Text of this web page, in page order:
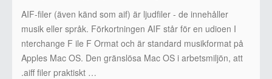
AIF-filer (även känd som aif) är ljudfiler - de innehåller
musik eller språk. Förkortningen AIF står för en udioen I
nterchange F ile F Ormat och är standard musikformat på
Apples Mac OS. Den gränslösa Mac OS i arbetsmiljön, att
.aiff filer praktiskt …